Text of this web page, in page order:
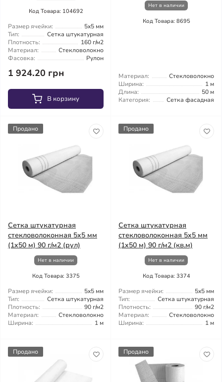
Код Товара: 104692
Размер ячейки:
5x5 мм
Тип:
Сетка штукатурная
Плотность:
160 г/м2
Материал:
Стекловолокно
Фасовка:
Рулон
1 924.20 грн
В корзину
Нет в наличии
Код Товара: 8695
Материал:
Стекловолокно
Ширина:
1 м
Длина:
50 м
Категория:
Сетка фасадная
Продано
Сетка штукатурная
стекловолоконная 5x5 мм
(1x50 м) 90 г/м2 (рул)
Нет в наличии
Код Товара: 3375
Размер ячейки:
5x5 мм
Тип:
Сетка штукатурная
Плотность:
90 г/м2
Материал:
Стекловолокно
Ширина:
1 м
Продано
Сетка штукатурная
стекловолоконная 5x5 мм
(1x50 м) 90 г/м2 (кв.м)
Нет в наличии
Код Товара: 3374
Размер ячейки:
5x5 мм
Тип:
Сетка штукатурная
Плотность:
90 г/м2
Материал:
Стекловолокно
Ширина:
1 м
Продано Продано